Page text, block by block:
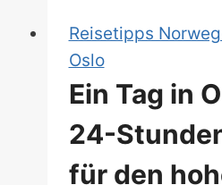
Reisetipps
Oslo
Ein Tag in
24-
für den